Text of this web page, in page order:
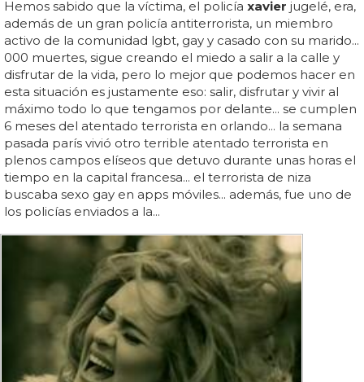
Hemos sabido que la víctima, el policía xavier jugelé, era,
además de un gran policía antiterrorista, un miembro
activo de la comunidad lgbt, gay y casado con su marido...
000 muertes, sigue creando el miedo a salir a la calle y
disfrutar de la vida, pero lo mejor que podemos hacer en
esta situación es justamente eso: salir, disfrutar y vivir al
máximo todo lo que tengamos por delante... se cumplen
6 meses del atentado terrorista en orlando... la semana
pasada parís vivió otro terrible atentado terrorista en
plenos campos elíseos que detuvo durante unas horas el
tiempo en la capital francesa... el terrorista de niza
buscaba sexo gay en apps móviles... además, fue uno de
los policías enviados a la...